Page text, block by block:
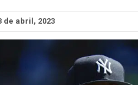
de abril, 2023